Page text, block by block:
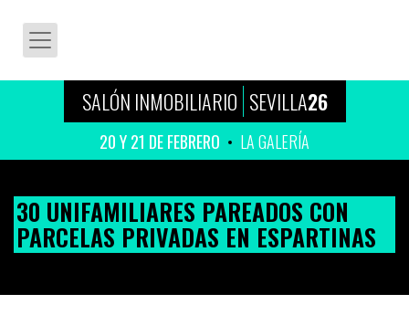
SALÓN INMOBILIARIO SEVILLA26
20 Y 21 DE FEBRERO LA GALERÍA
30 UNIFAMILIARES PAREADOS CON
PARCELAS PRIVADAS EN ESPARTINAS